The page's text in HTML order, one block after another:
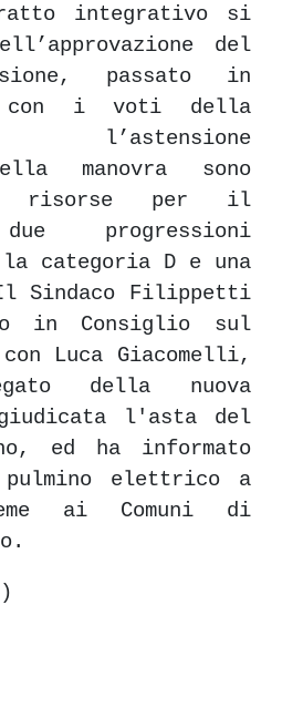
integrativo si
del
passato in
con i voti della
l’astensione
manovra sono
risorse per il
progressioni
categoria D e una
Sindaco Filippetti
in Consiglio sul
Luca Giacomelli,
della nuova
l'asta del
ed ha informato
elettrico a
ai Comuni di